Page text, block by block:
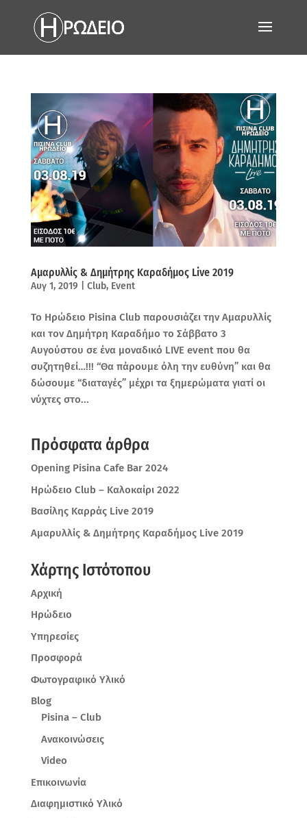
Αμαρυλλίς & Δημήτρης Καραδήμος Live 2019
Αυγ 1, 2019 Club, Event
Το Ηρώδειο Pisina Club παρουσιάζει την Αμαρυλλίς
και τον Δημήτρη Καραδήμο το Σάββατο 3
Αυγούστου σε ένα μοναδικό LIVE event που θα
συζητηθεί…!!! “Θα πάρουμε όλη την ευθύνη” και θα
δώσουμε “διαταγές” μέχρι τα ξημερώματα γιατί οι
νύχτες στο...
Πρόσφατα άρθρα
Opening Pisina Cafe Bar 2024
Ηρώδειο Club – Καλοκαίρι 2022
Βασίλης Καρράς Live 2019
Αμαρυλλίς & Δημήτρης Καραδήμος Live 2019
Χάρτης Ιστότοπου
Αρχική
Ηρώδειο
Υπηρεσίες
Προσφορά
Φωτογραφικό Υλικό
Blog
Pisina – Club
Ανακοινώσεις
Video
Επικοινωνία
Διαφημιστικό Υλικό